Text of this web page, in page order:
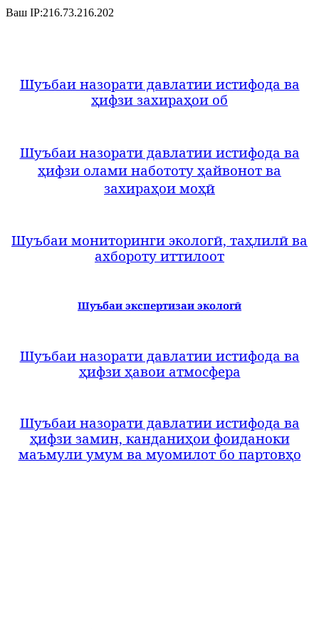
Ваш IP:216.73.216.202
Шуъбаи назорати давлатии истифода ва
ҳифзи захираҳои об
Шуъбаи назорати давлатии истифода ва
ҳифзи олами набототу ҳайвонот ва
захираҳои моҳӣ
Шуъбаи мониторинги экологӣ, таҳлилӣ ва
ахбороту иттилоот
Шуъбаи экспертизаи экологӣ
Шуъбаи назорати давлатии истифода ва
ҳифзи ҳавои атмосфера
Шуъбаи назорати давлатии истифода ва
ҳифзи замин, канданиҳои фоиданоки
маъмули умум ва муомилот бо партовҳо